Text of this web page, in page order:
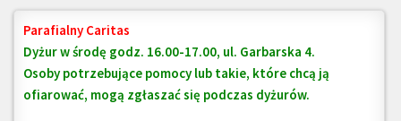
Parafialny Caritas
Dyżur w środę godz. 16.00-17.00, ul. Garbarska 4.
Osoby potrzebujące pomocy lub takie, które chcą ją
ofiarować, mogą zgłaszać się podczas dyżurów.